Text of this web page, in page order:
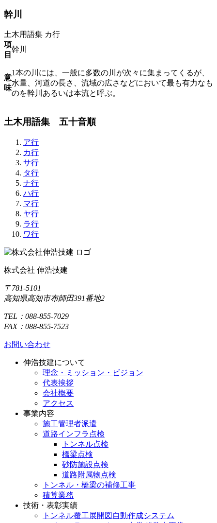
幹川
土木用語集 カ行
項
目
幹川
意
味
1本の川には、一般に多数の川が次々に集まってくるが、
水量、河道の長さ、流域の広さなどにおいて最も有力なも
のを幹川あるいは本流と呼ぶ。
土木用語集 五十音順
ア行
カ行
サ行
タ行
ナ行
ハ行
マ行
ヤ行
ラ行
ワ行
株式会社 伸浩技建
〒781-5101
高知県高知市布師田391番地2
TEL：088-855-7029
FAX：088-855-7523
お問い合わせ
伸浩技建について
理念・ミッション・ビジョン
代表挨拶
会社概要
アクセス
事業内容
施工管理者派遣
道路インフラ点検
トンネル点検
橋梁点検
砂防施設点検
道路附属物点検
トンネル・橋梁の補修工事
積算業務
技術・表彰実績
トンネル覆工展開図自動作成システム